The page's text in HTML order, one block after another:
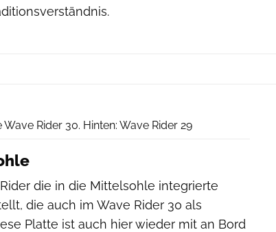
Rider 30. Hinten: Wave Rider 29
die in die Mittelsohle integrierte
die auch im Wave Rider 30 als
Platte ist auch hier wieder mit an Bord